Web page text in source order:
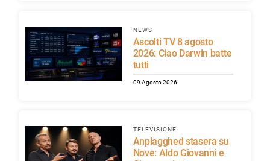
NEWS
Ascolti TV 8 agosto
2026: Ciao Darwin batte
tutti
09 Agosto 2026
TELEVISIONE
Anplagghed stasera su
Nove: Aldo Giovanni e